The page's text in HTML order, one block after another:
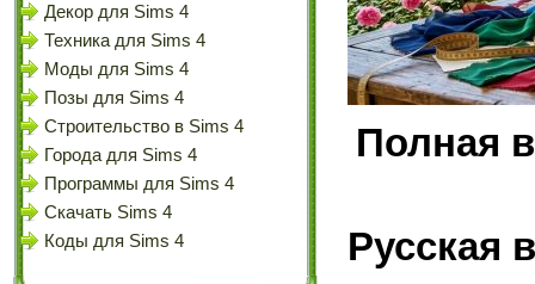
Декор для Sims 4
Техника для Sims 4
Моды для Sims 4
Позы для Sims 4
Строительство в Sims 4
Города для Sims 4
Программы для Sims 4
Скачать Sims 4
Коды для Sims 4
Полная
Русская